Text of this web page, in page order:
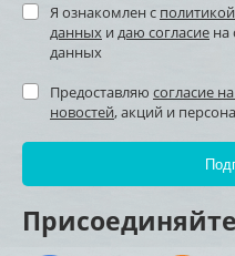
Я ознакомлен с
данных и даю согласие на
данных
Предоставляю согласие
новостей, акций и